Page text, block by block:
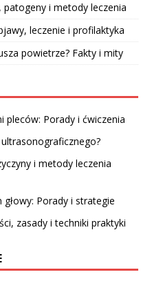
i metody leczenia
leczenie i profilaktyka
powietrze? Fakty i mity
pleców: Porady i ćwiczenia
i metody leczenia
Porady i strategie
zasady i techniki praktyki